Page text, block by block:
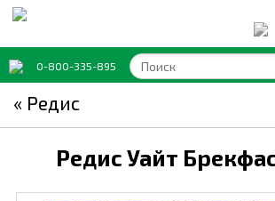
0-800-335-895
« Редис
Редис Уайт